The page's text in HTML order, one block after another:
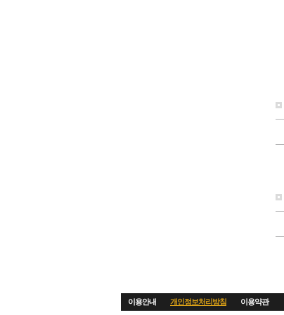
이용안내 개인정보처리방침 이용약관